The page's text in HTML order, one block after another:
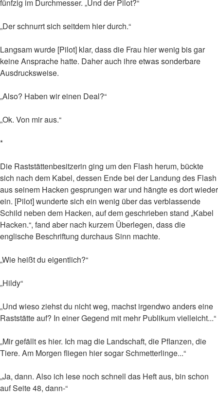
fünfzig im Durchmesser. „Und der Pilot?“
„Der schnurrt sich seitdem hier durch.“
Langsam wurde [Pilot] klar, dass die Frau hier wenig bis gar
keine Ansprache hatte. Daher auch ihre etwas sonderbare
Ausdrucksweise.
„Also? Haben wir einen Deal?“
„Ok. Von mir aus.“
*
Die Raststättenbesitzerin ging um den Flash herum, bückte
sich nach dem Kabel, dessen Ende bei der Landung des Flash
aus seinem Hacken gesprungen war und hängte es dort wieder
ein. [Pilot] wunderte sich ein wenig über das verblassende
Schild neben dem Hacken, auf dem geschrieben stand „Kabel
Hacken.“, fand aber nach kurzem Überlegen, dass die
englische Beschriftung durchaus Sinn machte.
„Wie heißt du eigentlich?“
„Hildy“
„Und wieso ziehst du nicht weg, machst irgendwo anders eine
Raststätte auf? In einer Gegend mit mehr Publikum vielleicht...“
„Mir gefällt es hier. Ich mag die Landschaft, die Pflanzen, die
Tiere. Am Morgen fliegen hier sogar Schmetterlinge...“
„Ja, dann. Also ich lese noch schnell das Heft aus, bin schon
auf Seite 48, dann-“